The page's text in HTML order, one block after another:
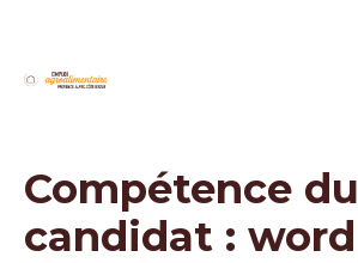
Compétence du
candidat : word